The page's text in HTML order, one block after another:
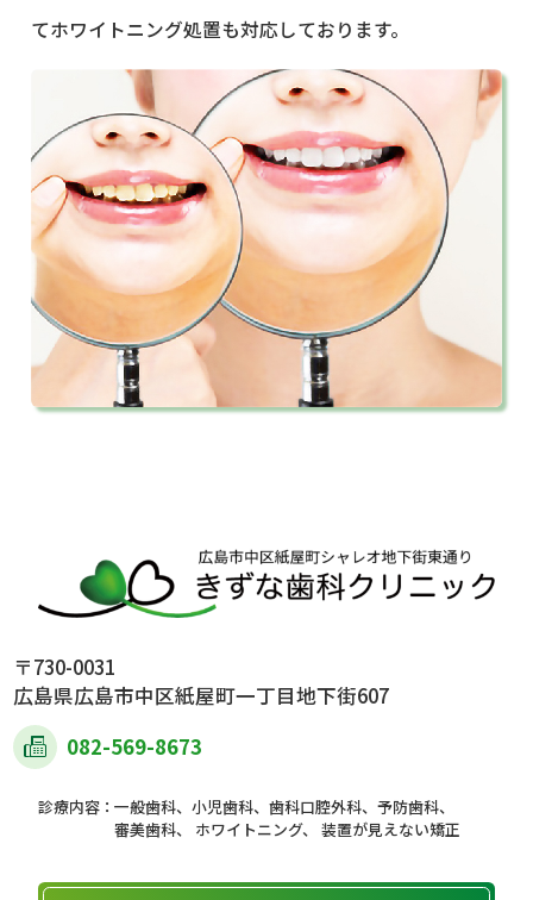
てホワイトニング処置も対応しております。
〒730-0031
広島県広島市中区紙屋町一丁目地下街607
082-569-8673
一般歯科、小児歯科、歯科口腔外科、予防歯科、
審美歯科、 ホワイトニング、 装置が見えない矯正